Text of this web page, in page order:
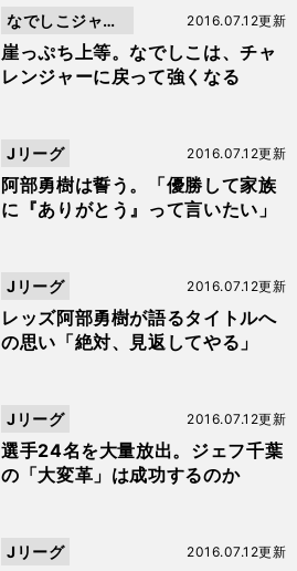
崖っぷち上等。なでしこは、チャ
レンジャーに戻って強くなる
2016.07.12更新
なでしこジャパ
ン
阿部勇樹は誓う。「優勝して家族
に『ありがとう』って言いたい」
2016.07.12更新
Jリーグ
レッズ阿部勇樹が語るタイトルへ
の思い「絶対、見返してやる」
2016.07.12更新
Jリーグ
選手24名を大量放出。ジェフ千葉
の「大変革」は成功するのか
2016.07.12更新
Jリーグ
2016.07.12更新
Jリーグ